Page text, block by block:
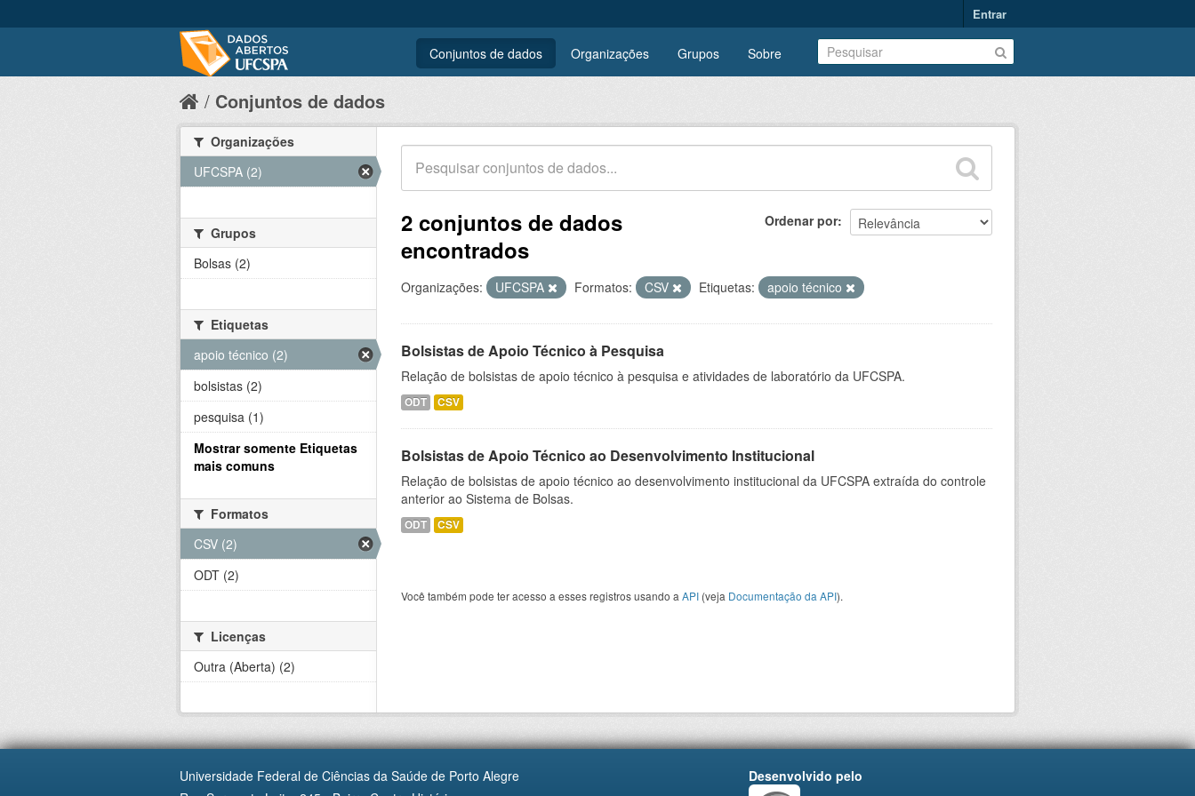
Entrar
Conjuntos de dados Organizações Grupos Sobre
Conjuntos de dados
Ordenar por
2 conjuntos de dados
encontrados
Organizações: UFCSPA Formatos: CSV Etiquetas: apoio técnico
Bolsistas de Apoio Técnico à Pesquisa
Relação de bolsistas de apoio técnico à pesquisa e atividades de laboratório da UFCSPA.
ODT CSV
Bolsistas de Apoio Técnico ao Desenvolvimento Institucional
Relação de bolsistas de apoio técnico ao desenvolvimento institucional da UFCSPA extraída do controle
anterior ao Sistema de Bolsas.
ODT CSV
Você também pode ter acesso a esses registros usando a API (veja Documentação da API).
Organizações
UFCSPA (2)
Grupos
Bolsas (2)
Etiquetas
apoio técnico (2)
bolsistas (2)
pesquisa (1)
Mostrar somente Etiquetas
mais comuns
Formatos
CSV (2)
ODT (2)
Licenças
Outra (Aberta) (2)
Universidade Federal de Ciências da Saúde de Porto Alegre
Desenvolvido pelo